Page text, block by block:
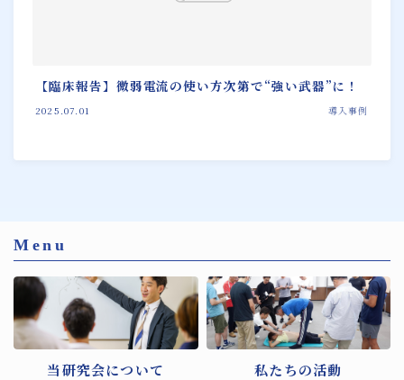
【臨床報告】微弱電流の使い方次第で“強い武器”に！
2025.07.01 導入事例
Menu
当研究会について 私たちの活動